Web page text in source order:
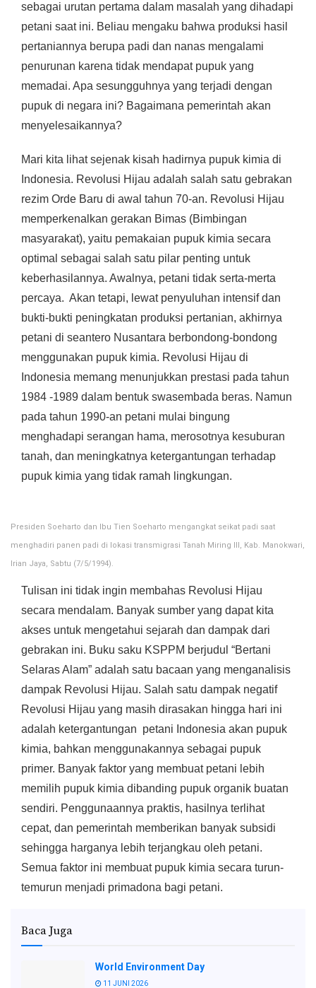
sebagai urutan pertama dalam masalah yang dihadapi
petani saat ini. Beliau mengaku bahwa produksi hasil
pertaniannya berupa padi dan nanas mengalami
penurunan karena tidak mendapat pupuk yang
memadai. Apa sesungguhnya yang terjadi dengan
pupuk di negara ini? Bagaimana pemerintah akan
menyelesaikannya?
Mari kita lihat sejenak kisah hadirnya pupuk kimia di
Indonesia. Revolusi Hijau adalah salah satu gebrakan
rezim Orde Baru di awal tahun 70-an. Revolusi Hijau
memperkenalkan gerakan Bimas (Bimbingan
masyarakat), yaitu pemakaian pupuk kimia secara
optimal sebagai salah satu pilar penting untuk
keberhasilannya. Awalnya, petani tidak serta-merta
percaya. Akan tetapi, lewat penyuluhan intensif dan
bukti-bukti peningkatan produksi pertanian, akhirnya
petani di seantero Nusantara berbondong-bondong
menggunakan pupuk kimia. Revolusi Hijau di
Indonesia memang menunjukkan prestasi pada tahun
1984 -1989 dalam bentuk swasembada beras. Namun
pada tahun 1990-an petani mulai bingung
menghadapi serangan hama, merosotnya kesuburan
tanah, dan meningkatnya ketergantungan terhadap
pupuk kimia yang tidak ramah lingkungan.
Presiden Soeharto dan Ibu Tien Soeharto mengangkat seikat padi saat
menghadiri panen padi di lokasi transmigrasi Tanah Miring III, Kab. Manokwari,
Irian Jaya, Sabtu (7/5/1994).
Tulisan ini tidak ingin membahas Revolusi Hijau
secara mendalam. Banyak sumber yang dapat kita
akses untuk mengetahui sejarah dan dampak dari
gebrakan ini. Buku saku KSPPM berjudul “Bertani
Selaras Alam” adalah satu bacaan yang menganalisis
dampak Revolusi Hijau. Salah satu dampak negatif
Revolusi Hijau yang masih dirasakan hingga hari ini
adalah ketergantungan petani Indonesia akan pupuk
kimia, bahkan menggunakannya sebagai pupuk
primer. Banyak faktor yang membuat petani lebih
memilih pupuk kimia dibanding pupuk organik buatan
sendiri. Penggunaannya praktis, hasilnya terlihat
cepat, dan pemerintah memberikan banyak subsidi
sehingga harganya lebih terjangkau oleh petani.
Semua faktor ini membuat pupuk kimia secara turun-
temurun menjadi primadona bagi petani.
Baca Juga
World Environment Day
11 JUNI 2026